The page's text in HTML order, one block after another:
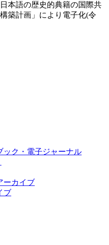
本語の歴史的典籍の国際共
築計画」により電子化(令
ック・電子ジャーナル
ーカイブ
ブ